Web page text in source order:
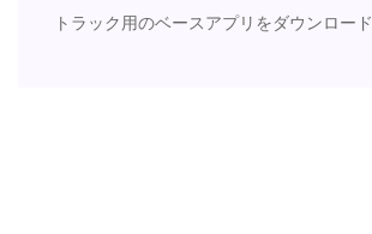
トラック用のベースアプリをダウンロード